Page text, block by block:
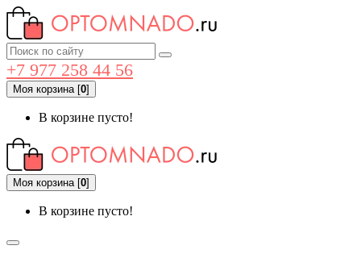
+7 977 258 44 56
Моя корзина[0]
В корзине пусто!
Моя корзина[0]
В корзине пусто!